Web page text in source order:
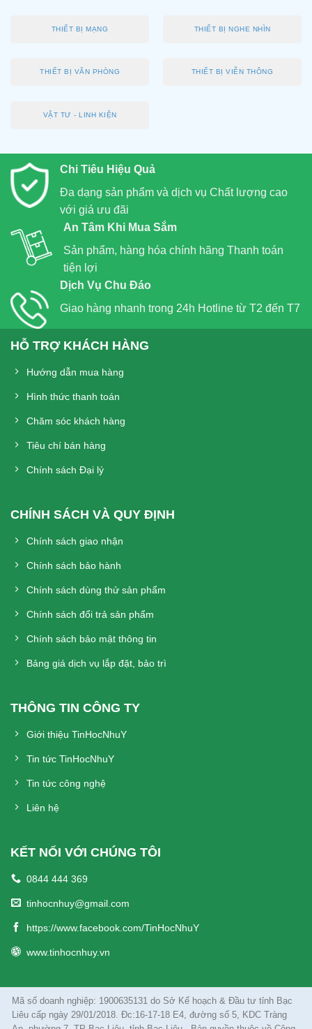
THIẾT BỊ MẠNG THIẾT BỊ NGHE NHÌN
THIẾT BỊ VĂN PHÒNG THIẾT BỊ VIỄN THÔNG
VẬT TƯ - LINH KIỆN
Chi Tiêu Hiệu Quả
Đa dạng sản phẩm và dịch vụ Chất lượng cao
với giá ưu đãi
An Tâm Khi Mua Sắm
Sản phẩm, hàng hóa chính hãng Thanh toán
tiện lợi
Dịch Vụ Chu Đáo
Giao hàng nhanh trong 24h Hotline từ T2 đến T7
HỖ TRỢ KHÁCH HÀNG
Hướng dẫn mua hàng
Hình thức thanh toán
Chăm sóc khách hàng
Tiêu chí bán hàng
Chính sách Đại lý
CHÍNH SÁCH VÀ QUY ĐỊNH
Chính sách giao nhận
Chính sách bảo hành
Chính sách dùng thử sản phẩm
Chính sách đổi trả sản phẩm
Chính sách bảo mật thông tin
Bảng giá dịch vụ lắp đặt, bảo trì
THÔNG TIN CÔNG TY
Giới thiệu TinHocNhuY
Tin tức TinHocNhuY
Tin tức công nghệ
Liên hệ
KẾT NỐI VỚI CHÚNG TÔI
0844 444 369
tinhocnhuy@gmail.com
https://www.facebook.com/TinHocNhuY
www.tinhocnhuy.vn
Mã số doanh nghiệp: 1900635131 do Sở Kế hoạch & Đầu tư tỉnh Bạc
Liêu cấp ngày 29/01/2018. Đc:16-17-18 E4, đường số 5, KDC Tràng